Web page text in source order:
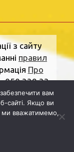
з сайту
правил
Про
050 339 33
.Адреса
Рівненська
пошта:
вам
сайті. Якщо ви
ми вважатимемо,